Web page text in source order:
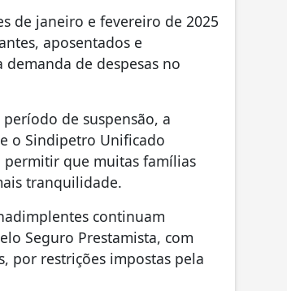
de janeiro e fevereiro de 2025
aposentados e
de despesas no
de suspensão, a
o Sindipetro Unificado
permitir que muitas famílias
tranquilidade.
continuam
Seguro Prestamista, com
por restrições impostas pela